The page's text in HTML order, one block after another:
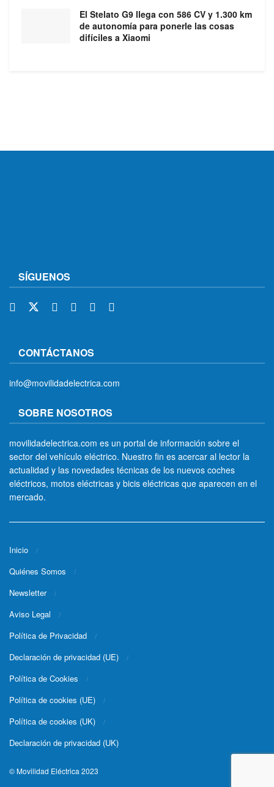
El Stelato G9 llega con 586 CV y 1.300 km
de autonomía para ponerle las cosas
difíciles a Xiaomi
SÍGUENOS
CONTÁCTANOS
info@movilidadelectrica.com
SOBRE NOSOTROS
movilidadelectrica.com es un portal de información sobre el
sector del vehículo eléctrico. Nuestro fin es acercar al lector la
actualidad y las novedades técnicas de los nuevos coches
eléctricos, motos eléctricas y bicis eléctricas que aparecen en el
mercado.
Inicio
Quiénes Somos
Newsletter
Aviso Legal
Política de Privacidad
Declaración de privacidad (UE)
Política de Cookies
Política de cookies (UE)
Política de cookies (UK)
Declaración de privacidad (UK)
© Movilidad Eléctrica 2023